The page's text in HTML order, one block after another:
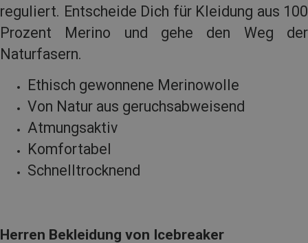
reguliert. Entscheide Dich für Kleidung aus 100
Prozent Merino und gehe den Weg der
Naturfasern.
Ethisch gewonnene Merinowolle
Von Natur aus geruchsabweisend
Atmungsaktiv
Komfortabel
Schnelltrocknend
Herren Bekleidung von Icebreaker